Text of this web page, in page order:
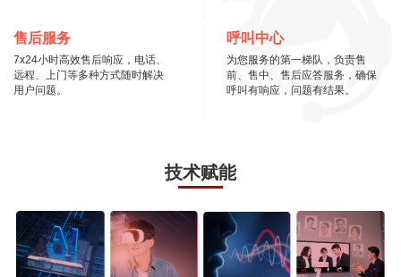
售后服务
7x24小时高效售后响应，电话、
远程、上门等多种方式随时解决
用户问题。
呼叫中心
为您服务的第一梯队，负责售
前、售中、售后应答服务，确保
呼叫有响应，问题有结果。
技术赋能